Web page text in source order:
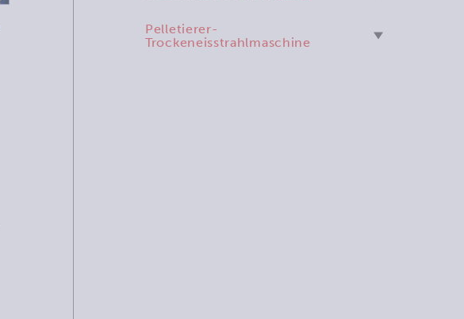
Pelletierer-
Trockeneisstrahlmaschine